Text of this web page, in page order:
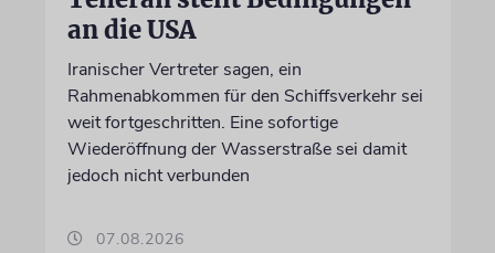
an die USA
Iranischer Vertreter sagen, ein
Rahmenabkommen für den Schiffsverkehr sei
weit fortgeschritten. Eine sofortige
Wiederöffnung der Wasserstraße sei damit
jedoch nicht verbunden
07.08.2026